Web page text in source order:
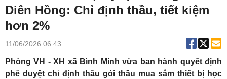
Diên Hồng: Chỉ định thầu, tiết kiệm
hơn 2%
11/06/2026 06:43
Phòng VH - XH xã Bình Minh vừa ban hành quyết định
phê duyệt chỉ định thầu gói thầu mua sắm thiết bị học